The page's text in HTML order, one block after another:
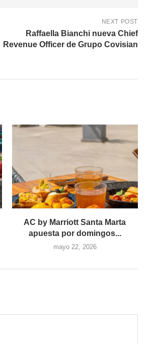
NEXT POST
Raffaella Bianchi nueva Chief
Revenue Officer de Grupo Covisian
AC by Marriott Santa Marta
apuesta por domingos...
mayo 22, 2026